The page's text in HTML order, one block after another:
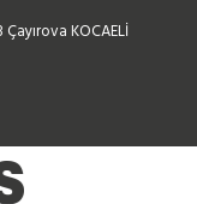
KOCAELİ